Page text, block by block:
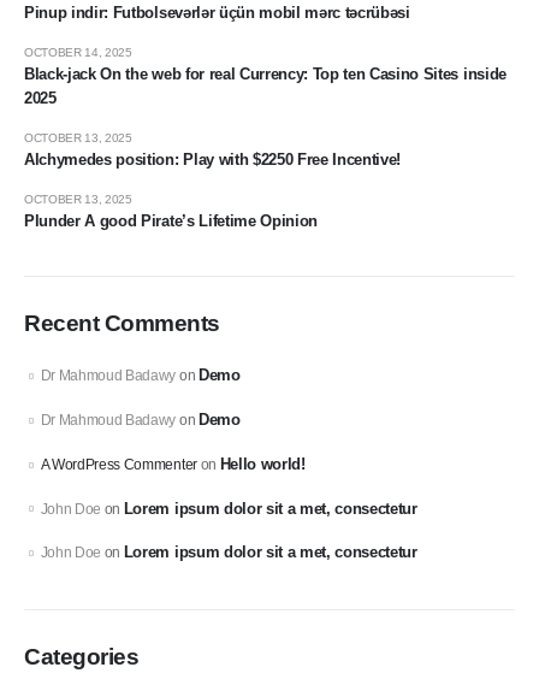
Pinup indir: Futbolsevərlər üçün mobil mərc təcrübəsi
Black-jack On the web for real Currency: Top ten Casino Sites inside
2025
OCTOBER 14, 2025
Alchymedes position: Play with $2250 Free Incentive!
OCTOBER 13, 2025
Plunder A good Pirate’s Lifetime Opinion
OCTOBER 13, 2025
Recent Comments
Dr Mahmoud Badawy on Demo
Dr Mahmoud Badawy on Demo
A WordPress Commenteron Hello world!
John Doe on Lorem ipsum dolor sit a met, consectetur
John Doe on Lorem ipsum dolor sit a met, consectetur
Categories